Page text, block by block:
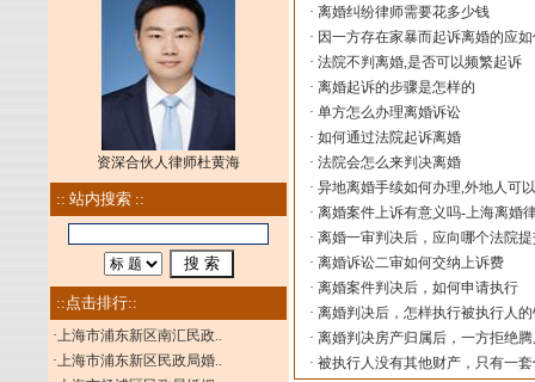
资深合伙人律师杜黄海
:: 站内搜索 ::
::点击排行::
·上海市浦东新区南汇民政..
·上海市浦东新区民政局婚..
· 离婚纠纷律师需要花多少钱
· 因一方存在家暴而起诉离婚的应
· 法院不判离婚,是否可以频繁起诉
· 离婚起诉的步骤是怎样的
· 单方怎么办理离婚诉讼
· 如何通过法院起诉离婚
· 法院会怎么来判决离婚
· 异地离婚手续如何办理,外地人可
· 离婚案件上诉有意义吗-上海离婚
· 离婚一审判决后，应向哪个法院
· 离婚诉讼二审如何交纳上诉费
· 离婚案件判决后，如何申请执行
· 离婚判决后，怎样执行被执行人
· 离婚判决房产归属后，一方拒绝
· 被执行人没有其他财产，只有一